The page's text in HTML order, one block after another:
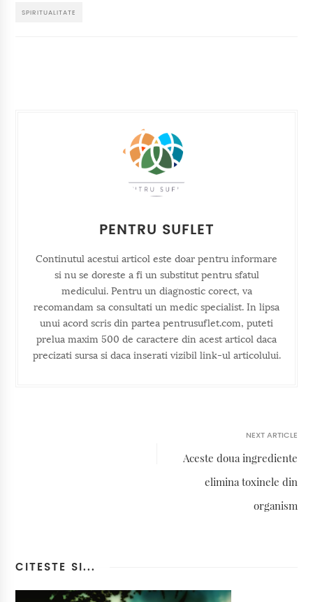
SPIRITUALITATE
PENTRU SUFLET
Continutul acestui articol este doar pentru informare
si nu se doreste a fi un substitut pentru sfatul
medicului. Pentru un diagnostic corect, va
recomandam sa consultati un medic specialist. In lipsa
unui acord scris din partea pentrusuflet.com, puteti
prelua maxim 500 de caractere din acest articol daca
precizati sursa si daca inserati vizibil link-ul articolului.
NEXT ARTICLE
Aceste doua ingrediente
elimina toxinele din
organism
CITESTE SI...